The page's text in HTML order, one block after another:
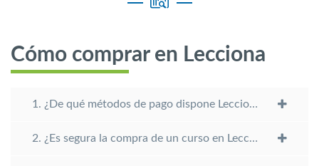
Cómo comprar en Lecciona
1. ¿De qué métodos de pago dispone Lecciona?
2. ¿Es segura la compra de un curso en Lecciona?